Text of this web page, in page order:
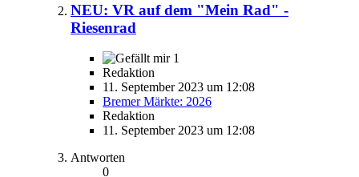
NEU: VR auf dem "Mein Rad" -
Riesenrad
1
Redaktion
11. September 2023 um 12:08
Bremer Märkte: 2026
Redaktion
11. September 2023 um 12:08
Antworten
0